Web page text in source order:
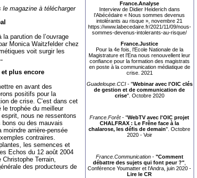
le magazine à télécharger
parution de l’ouvrage
Monica Waitzfelder chez
voit surgir les
et plus encore
en avant des
positifs pour la
de crise. C’est dans cet
trophée du meilleur
nous ne ressentons
bons ou des mauvais
arrière-pensée
contraires.
les semences et
Echos du 12 août 2004
Terrain,
des producteurs de
France.Analyse
Interview de Didier Heiderich dans
l’Abécédaire « Nous sommes devenus
intolérants au risque », novembre 21
https://www.labecedaire.fr/2021/11/09/nous-
sommes-devenus-intolerants-au-risque/
France.Justice
Pour la 4e fois, l’Ecole Nationale de la
Magistrature et l’Ena nous renouvellent leur
confiance pour la formation des magistrats
en poste à la communication médiatique de
crise. 2021
Guadeloupe.CCI- "Webinar avec l'OIC clés
de gestion et de communication de
crise". Octobre 2020
France.Forêt- "WebTV avec l'OIC projet
CHALFRAX : Le Frêne face à la
chalarose, les défis de demain". Octobre
2020 - Voir
France.Communication- "Comment
débattre des sujets qui font peur ?"
Conférence Youmatter et l'Andra, juin 2020 -
Lire le CR